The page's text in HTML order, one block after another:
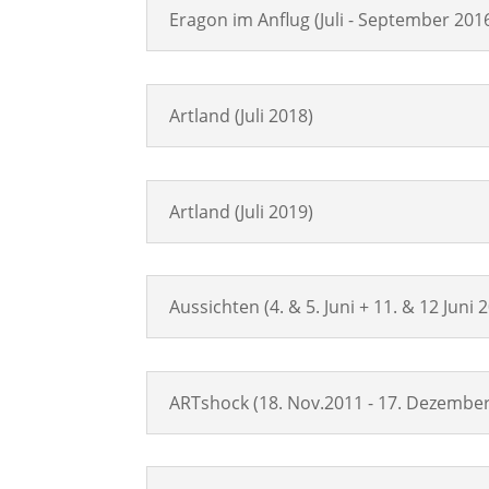
Eragon im Anflug (Juli - September
Artland (Juli 2018)
Artland (Juli 2019)
Aussichten (4. & 5. Juni + 11. & 12 Juni
ARTshock (18. Nov.2011 - 17.